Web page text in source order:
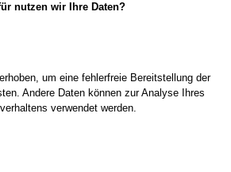
nutzen wir Ihre Daten?
um eine fehlerfreie Bereitstellung der
Andere Daten können zur Analyse Ihres
verwendet werden.